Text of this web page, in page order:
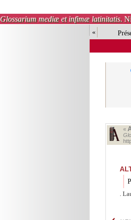
Glossarium mediæ et infimæ latinitatis.
«
«
.